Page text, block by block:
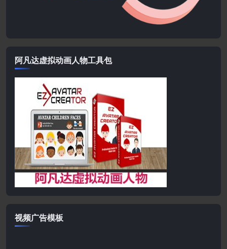
阿凡达虚拟动画人物工具包
视频广告模板